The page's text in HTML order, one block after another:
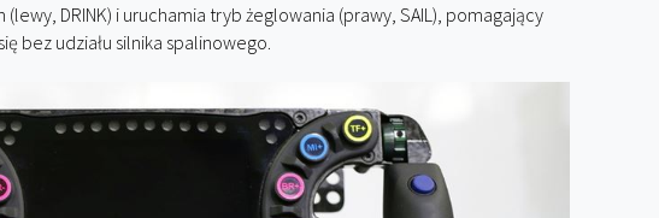
DRINK) i uruchamia tryb żeglowania (prawy, SAIL), pomagający
bez udziału silnika spalinowego.